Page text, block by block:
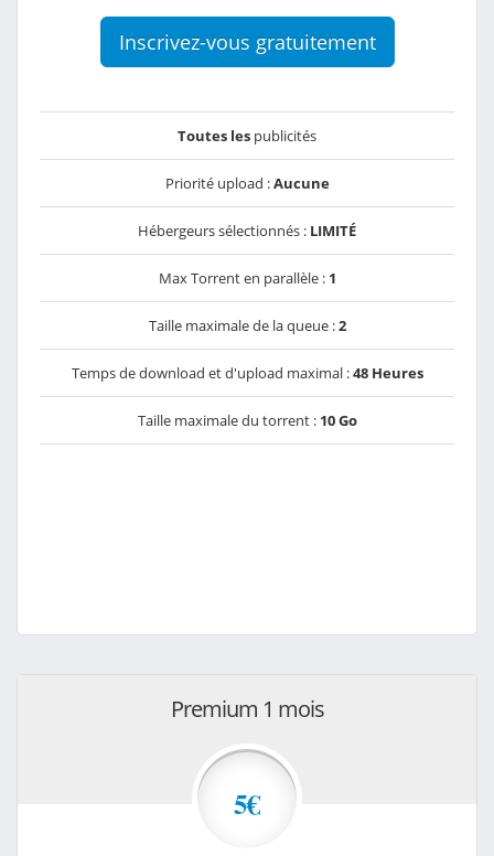
Inscrivez-vous gratuitement
Toutes les publicités
Priorité upload :Aucune
Hébergeurs sélectionnés : LIMITÉ
Max Torrent en parallèle : 1
Taille maximale de la queue :2
Temps de download et d'upload maximal :48 Heures
Taille maximale du torrent : 10 Go
Premium 1 mois
5€